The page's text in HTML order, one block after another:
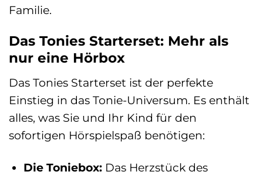
Familie.
Das Tonies Starterset: Mehr als
nur eine Hörbox
Das Tonies Starterset ist der perfekte
Einstieg in das Tonie-Universum. Es enthält
alles, was Sie und Ihr Kind für den
sofortigen Hörspielspaß benötigen:
Die Toniebox:Das Herzstück des